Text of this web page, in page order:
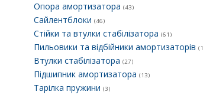
Опора амортизатора (43)
Сайлентблоки (46)
Стійки та втулки стабілізатора (61)
Пильовики та відбійники амортизаторів
Втулки стабілізатора (27)
Підшипник амортизатора (13)
Тарілка пружини (3)